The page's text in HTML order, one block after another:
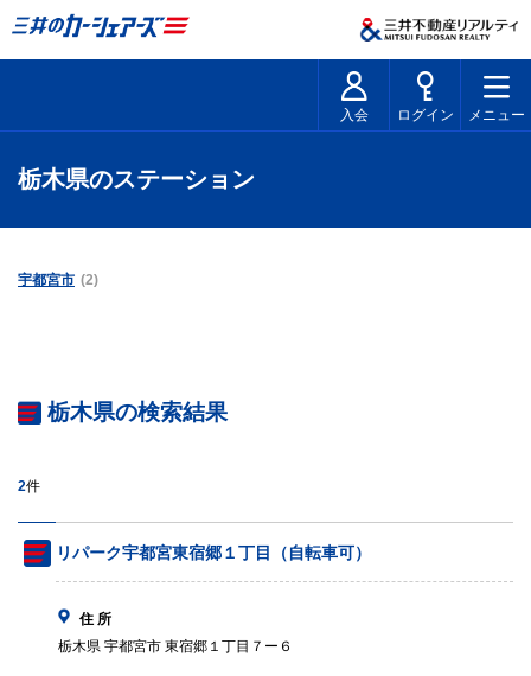
入会 ログイン メニュー
栃木県のステーション
宇都宮市 (2)
栃木県の検索結果
2件
リパーク宇都宮東宿郷１丁目（自転車可）
住 所
栃木県 宇都宮市 東宿郷１丁目７ー６